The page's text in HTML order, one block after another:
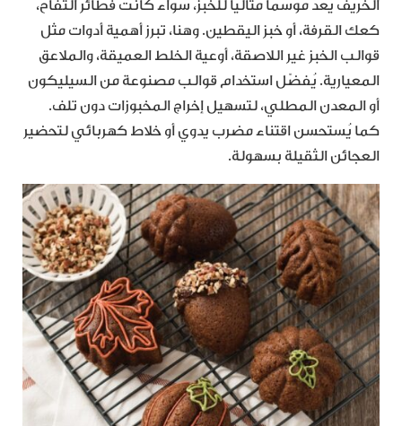
الخريف يُعدّ موسمًا مثاليًا للخبز، سواء كانت فطائر التفاح،
كعك القرفة، أو خبز اليقطين. وهنا، تبرز أهمية أدوات مثل
قوالب الخبز غير اللاصقة، أوعية الخلط العميقة، والملاعق
المعيارية. يُفضّل استخدام قوالب مصنوعة من السيليكون
أو المعدن المطلي، لتسهيل إخراج المخبوزات دون تلف.
كما يُستحسن اقتناء مضرب يدوي أو خلاط كهربائي لتحضير
العجائن الثقيلة بسهولة.